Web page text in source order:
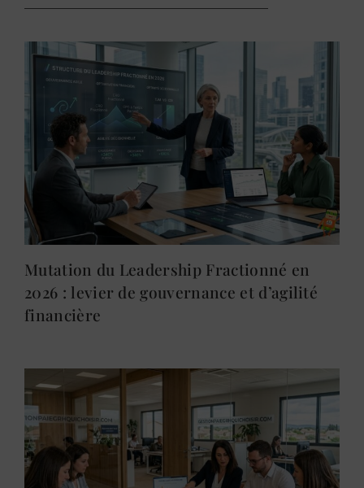
Mutation du Leadership Fractionné en
2026 : levier de gouvernance et d’agilité
financière